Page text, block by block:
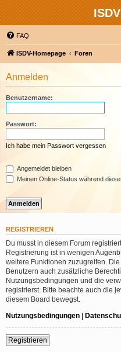
FAQ
ISDV-Homepage Foren
Anmelden
Benutzername:
Passwort:
Ich habe mein Passwort vergessen
Angemeldet bleiben
Meinen Online-Status während
REGISTRIEREN
Du musst in diesem Forum
Registrierung ist in wenigen
weitere Funktionen zuzugreifen.
Benutzern auch zusätzliche
Nutzungsbedingungen und die
registrierst. Bitte beachte auch die
diesem Board bewegst.
Nutzungsbedingungen |
Registrieren